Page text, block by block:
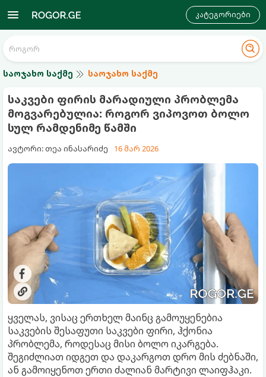
კატეგორიები
საოჯახო საქმე საოჯახო საქმე
საკვები ფირის მარადიული პრობლემა
მოგვარებულია: როგორ ვიპოვოთ ბოლო
სულ რამდენიმე წამში
ავტორი: თეა ინასარიძე 16 მარ 2026
ყველას, ვისაც ერთხელ მაინც გამოუყენებია
საკვების შესაფუთი საკვები ფირი, ჰქონია
პრობლემა, როდესაც მისი ბოლო იკარგება.
შეგიძლიათ იდგეთ და დაკარგოთ დრო მის ძებნაში,
ან გამოიყენოთ ერთი ძალიან მარტივი ლაიფჰაკი.